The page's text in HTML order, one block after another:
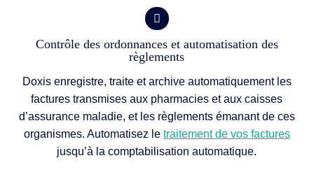
Contrôle des ordonnances et automatisation des
règlements
Doxis enregistre, traite et archive automatiquement les
factures transmises aux pharmacies et aux caisses
d’assurance maladie, et les règlements émanant de ces
organismes. Automatisez le traitement de vos factures
jusqu’à la comptabilisation automatique.